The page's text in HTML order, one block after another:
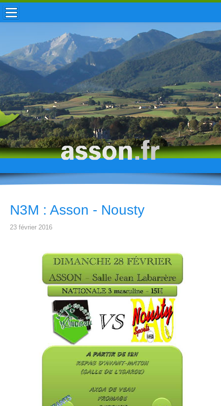
ACCUEIL / INFOS
MUNICIPALITÉ
VIE LOCALE
ENFANCE
TOURISME
HISTOIRE
N3M : Asson - Nousty
23 février 2016